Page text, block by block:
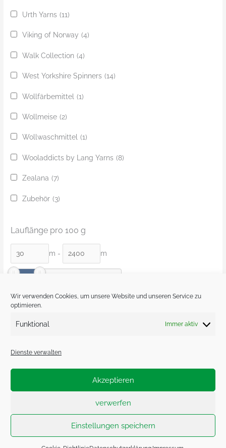
Wir verwenden Cookies, um unsere Website und unseren Service zu
optimieren.
Funktional Immer aktiv
Dienste verwalten
Akzeptieren
verwerfen
Einstellungen speichern
Urth Yarns (11)
Viking of Norway (4)
Walk Collection (4)
West Yorkshire Spinners (14)
Wollfärbemittel (1)
Wollmeise (2)
Wollwaschmittel (1)
Wooladdicts by Lang Yarns (8)
Zealana (7)
Zubehör (3)
Lauflänge pro 100 g
m - m
Fasern
Schurwolle
Copyright © 2026 Herr U am Amalienpark | Powered by